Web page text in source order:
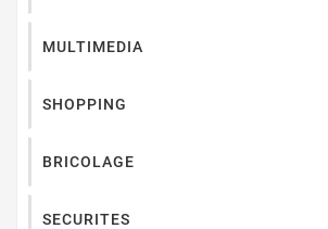
MULTIMEDIA
SHOPPING
BRICOLAGE
SECURITES